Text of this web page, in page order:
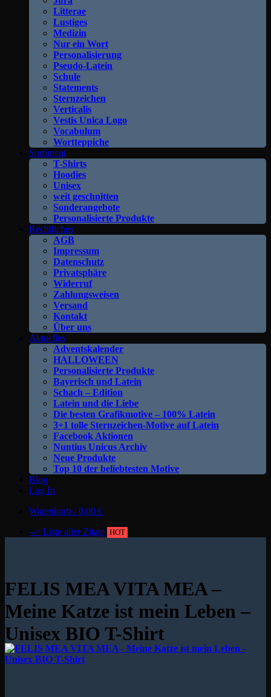
Litterae
Lustiges
Medizin
Nur ein Wort
Personalisierung
Pseudo-Latein
Schule
Statements
Sternzeichen
Verticalis
Vestis Unica Logo
Vocabulum
Wortteppiche
Sortiment
T-Shirts
Hoodies
Unisex
weit geschnitten
Sonderangebote
Personalisierte Produkte
Rechtliches
AGB
Impressum
Datenschutz
Privatsphäre
Widerruf
Zahlungsweisen
Versand
Kontakt
Über uns
Aktuelles
Adventskalender
HALLOWEEN
Personalisierte Produkte
Bayerisch und Latein
Schach – Edition
Latein und die Liebe
Die besten Grafikmotive – 100% Latein
3+1 tolle Sternzeichen-Motive auf Latein
Facebook Aktionen
Nuntius Unicus Archiv
Neue Produkte
Top 10 der beliebtesten Motive
Blog
Log In
Warenkorb /0,00 €
--> Liste aller Zitate HOT
FELIS MEA VITA MEA –
Meine Katze ist mein Leben –
Unisex BIO T-Shirt